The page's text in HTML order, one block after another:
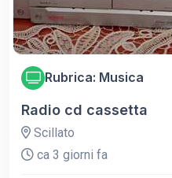
Rubrica: Musica
Radio cd cassetta
Scillato
ca 3 giorni fa